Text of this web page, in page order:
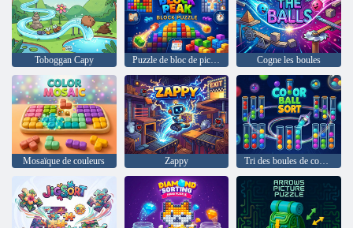
Toboggan Capy Puzzle de bloc de pic de bloc Cogne les boules
Mosaïque de couleurs Zappy